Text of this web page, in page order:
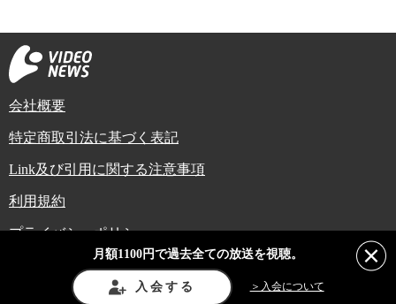
会社概要
特定商取引法に基づく表記
Link及び引用に関する注意事項
利用規約
プライバシーポリシー
Copyright (C) Video News Network. All rights reserved.
ビデオニュースに記載している記事、写真及び動画などは日本の著作権法や国
際条約などで保護されています。著作権者の承諾を得ずに転載や再利用するこ
月額1100円で過去全ての放送を視聴。
入会する ＞入会について